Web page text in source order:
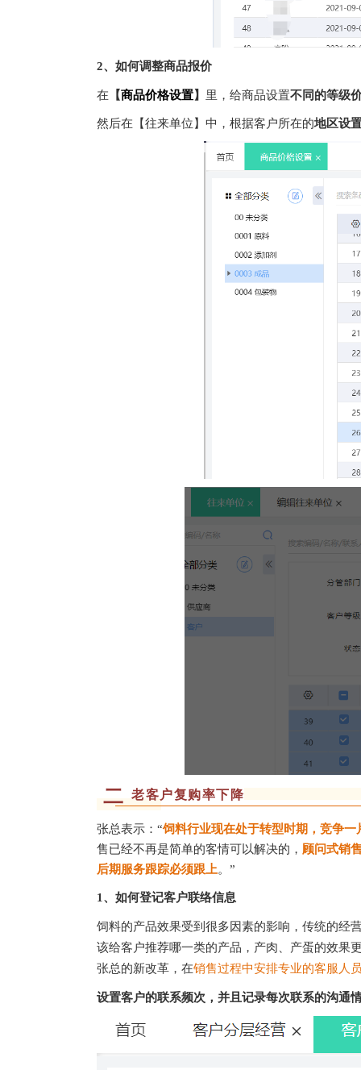
2、如何调整商品报价
在 【商品价格设置】 里，给商品设置不同的等级
然后在【往来单位】中，根据客户所在的地区设
二 老客户复购率下降
张总表示：“饲料行业现在处于转型时期，竞争一
售已经不再是简单的客情可以解决的， 顾问式销
后期服务跟踪必须跟上。”
1、如何登记客户联络信息
饲料的产品效果受到很多因素的影响，传统的经
该给客户推荐哪一类的产品，产肉、产蛋的效果
张总的新改革，在销售过程中安排专业的客服人
设置客户的联系频次，并且记录每次联系的沟通